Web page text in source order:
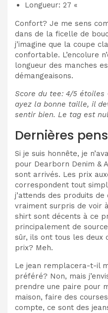
Longueur: 27 «
Confort? Je me sens
dans de la ficelle de
j’imagine que la coupe
confortable. L’encolure
longueur des manches
démangeaisons.
Score du tee: 4/5 étoiles
ayez la bonne taille, il
sentir bien. Le tag est
Dernières
Si je suis honnête, je
pour Dearborn Denim &
sont arrivés. Les prix
correspondent tout
j’attends des produits de
vraiment surpris de voir
shirt sont décents à ce
principalement de
sûr, ils ont tous les deux
prix? Meh.
Le jean remplacera-t-il
préféré? Non, mais
prendre une paire pour
maison, faire des
compte, ce sont des